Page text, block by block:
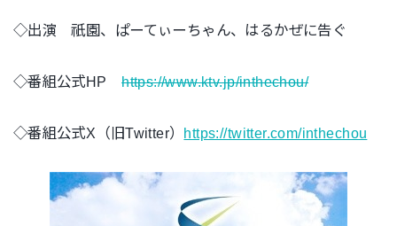
◇出演 祇園、ぱーてぃーちゃん、はるかぜに告ぐ
◇番組公式HPhttps://www.ktv.jp/inthechou/
◇番組公式X（旧Twitter） https://twitter.com/inthechou